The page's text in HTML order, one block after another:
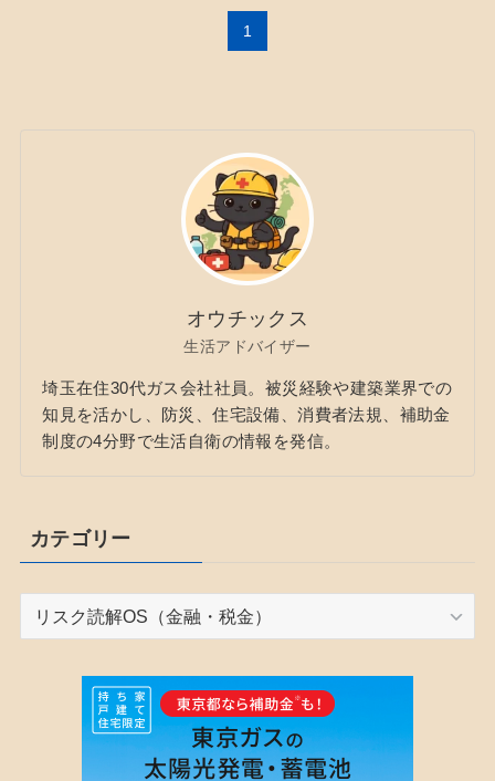
1
オウチックス
生活アドバイザー
埼玉在住30代ガス会社社員。被災経験や建築業界での
知見を活かし、防災、住宅設備、消費者法規、補助金
制度の4分野で生活自衛の情報を発信。
カテゴリー